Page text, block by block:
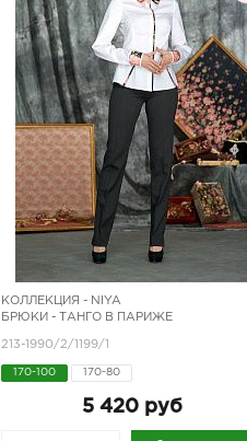
КОЛЛЕКЦИЯ - NIYA
БРЮКИ - ТАНГО В ПАРИЖЕ
213-1990/2/1199/1
170-100 170-80
5 420 руб